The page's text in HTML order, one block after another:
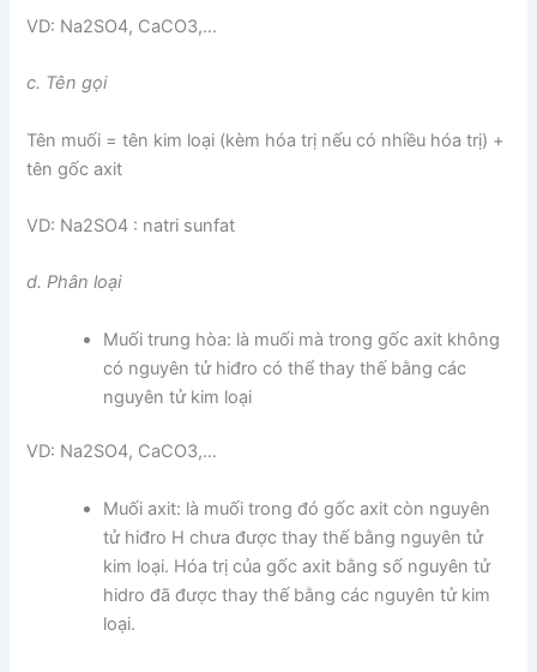
VD: Na2SO4, CaCO3,…
c. Tên gọi
Tên muối = tên kim loại (kèm hóa trị nếu có nhiều hóa trị) +
tên gốc axit
VD: Na2SO4 : natri sunfat
d. Phân loại
Muối trung hòa: là muối mà trong gốc axit không
có nguyên tử hiđro có thể thay thế bằng các
nguyên tử kim loại
VD: Na2SO4, CaCO3,…
Muối axit: là muối trong đó gốc axit còn nguyên
tử hiđro H chưa được thay thế bằng nguyên tử
kim loại. Hóa trị của gốc axit bằng số nguyên tử
hidro đã được thay thế bằng các nguyên tử kim
loại.